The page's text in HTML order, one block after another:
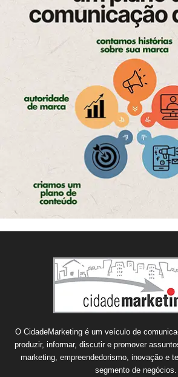
O CidadeMarketing é um veículo de
produzir, informar, discutir e promover
marketing, empreendedorismo, inovação e
segmento de negócios.